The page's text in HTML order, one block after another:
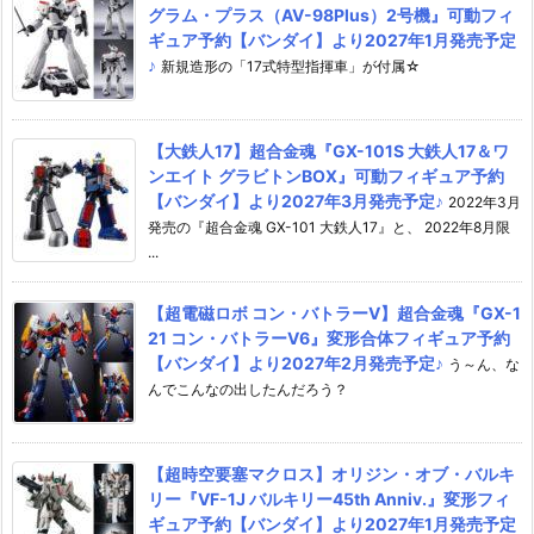
グラム・プラス（AV-98Plus）2号機』可動フィ
ギュア予約【バンダイ】より2027年1月発売予定
♪ 新規造形の「17式特型指揮車」が付属☆
【大鉄人17】超合金魂『GX-101S 大鉄人17＆ワ
ンエイト グラビトンBOX』可動フィギュア予約
【バンダイ】より2027年3月発売予定♪ 2022年3月
発売の『超合金魂 GX-101 大鉄人17』と、 2022年8月限
...
【超電磁ロボ コン・バトラーV】超合金魂『GX-1
21 コン・バトラーV6』変形合体フィギュア予約
【バンダイ】より2027年2月発売予定♪ う～ん、な
んでこんなの出したんだろう？
【超時空要塞マクロス】オリジン・オブ・バルキ
リー『VF-1J バルキリー45th Anniv.』変形フィ
ギュア予約【バンダイ】より2027年1月発売予定